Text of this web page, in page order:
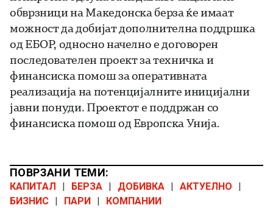
обврзници на Македонска берза ќе имаат
можност да добијат дополнителна поддршка
од ЕБОР, односно начелно е договорен
последователен проект за техничка и
финансиска помош за оперативната
реализација на потенцијалните иницијални
јавни понуди. Проектот е поддржан со
финансиска помош од Европска Унија.
ПОВРЗАНИ ТЕМИ:
КАПИТАЛ БЕРЗА ДОБИВКА АКТУЕЛНО
БИЗНИС
ПАРИ КОМПАНИИ